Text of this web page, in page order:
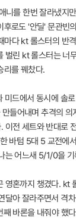
니를 한번 잘라냈지
로도 '안딜' 문관빈
마다 kt 롤스터의 반
벌린 kt 롤스터는 너
리를 꿰찼다.
미드에서 동시에 솔
들어내며 추격의 의
이전 세트와 반대로
바텀 5대 5 교전에
는 어느새 5/1/0을
영혼까지 챙겼다. kt
달아 잘라주면서 격
바론을 내줘야 했